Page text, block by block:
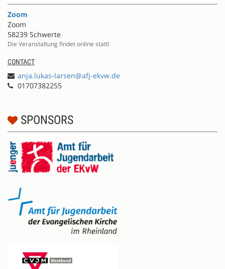
Zoom
Zoom
58239 Schwerte
Die Veranstaltung findet online statt!
CONTACT
anja.lukas-larsen@afj-ekvw.de
01707382255
SPONSORS